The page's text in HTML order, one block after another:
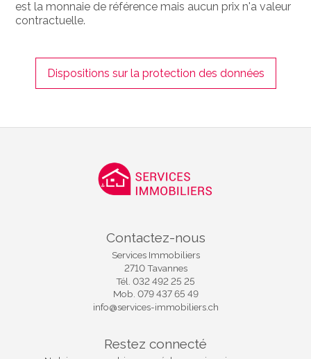
est la monnaie de référence mais aucun prix n'a valeur
contractuelle.
Dispositions sur la protection des données
Contactez-nous
Services Immobiliers
2710 Tavannes
Tél. 032 492 25 25
Mob. 079 437 65 49
info@services-immobiliers.ch
Restez connecté